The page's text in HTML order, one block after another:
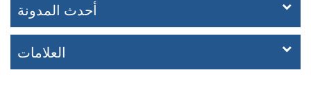
أحدث المدونة
العلامات